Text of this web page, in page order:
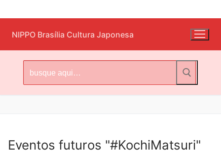
para
o
conteúdo
NIPPO Brasília Cultura Japonesa
por:
Eventos futuros "#KochiMatsuri"